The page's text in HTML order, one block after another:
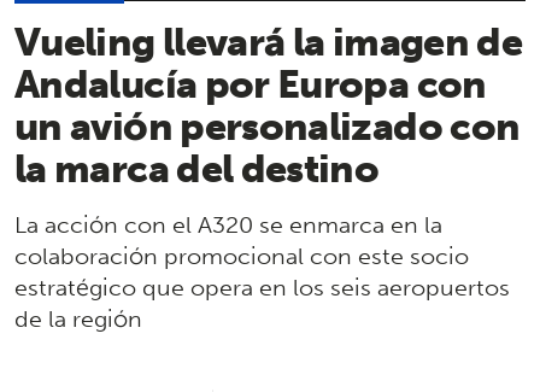
Vueling llevará la imagen de
Andalucía por Europa con
un avión personalizado con
la marca del destino
La acción con el A320 se enmarca en la
colaboración promocional con este socio
estratégico que opera en los seis aeropuertos
de la región